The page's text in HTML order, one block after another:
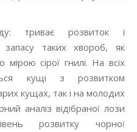
триває розвиток і
запасу таких хвороб, як
сірої гнилі. На всіх
кущі з розвитком
кущах, так і на молодих
аналіз відібраної лози
розвитку чорної